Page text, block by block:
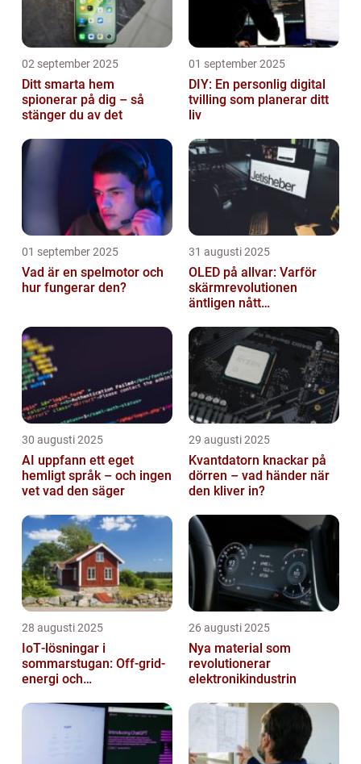
02 september 2025
Ditt smarta hem
spionerar på dig – så
stänger du av det
01 september 2025
DIY: En personlig digital
tvilling som planerar ditt
liv
01 september 2025
Vad är en spelmotor och
hur fungerar den?
31 augusti 2025
OLED på allvar: Varför
skärmrevolutionen
äntligen nått
30 augusti 2025
AI uppfann ett eget
hemligt språk – och ingen
vet vad den säger
29 augusti 2025
Kvantdatorn knackar på
dörren – vad händer när
den kliver in?
28 augusti 2025
IoT‑lösningar i
sommarstugan: Off‑grid-
energi och
26 augusti 2025
Nya material som
revolutionerar
elektronikindustrin